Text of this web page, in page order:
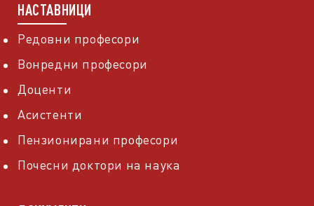
НАСТАВНИЦИ
Редовни професори
Вонредни професори
Доценти
Асистенти
Пензионирани професори
Почесни доктори на наука